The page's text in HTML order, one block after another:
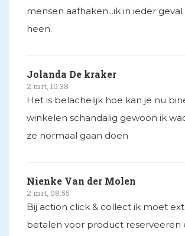
mensen aafhaken...ik in ieder
heen.
Jolanda De kraker
2 mrt, 10:38
Het is belachelijk hoe kan je nu
winkelen schandalig gewoon ik
ze normaal gaan doen
Nienke Van der Molen
2 mrt, 08:55
Bij action click & collect ik moet
betalen voor product reserveeren